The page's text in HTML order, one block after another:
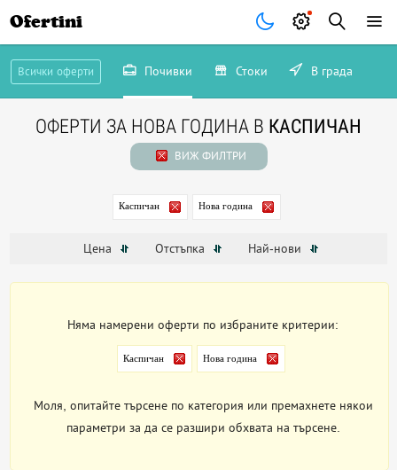
Ofertini
Всички оферти Почивки Стоки В града
ОФЕРТИ ЗА НОВА ГОДИНА В КАСПИЧАН
ВИЖ ФИЛТРИ
Каспичан Нова година
Цена Отстъпка Най-нови
Няма намерени оферти по избраните критерии:
Каспичан Нова година
Моля, опитайте търсене по категория или премахнете някои
параметри за да се разшири обхвата на търсене.